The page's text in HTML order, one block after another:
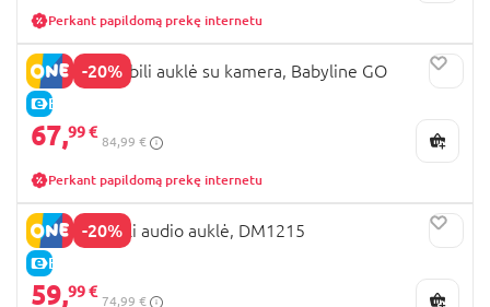
Perkant papildomą prekę internetu
-20%
E-KAINA
LIONELO mobili auklė su kamera, Babyline GO
67,99 €
84,99 €
Perkant papildomą prekę internetu
-20%
E-KAINA
VTECH mobili audio auklė, DM1215
59,99 €
74,99 €